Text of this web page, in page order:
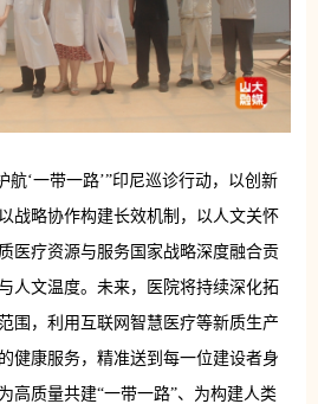
航‘一带一路’”印尼巡诊行动，以创新
战略协作构建长效机制，以人文关怀
医疗资源与服务国家战略深度融合贡
人文温度。未来，医院将持续深化拓
围，利用互联网智慧医疗等新质生产
健康服务，精准送到每一位建设者身
高质量共建“一带一路”、为构建人类